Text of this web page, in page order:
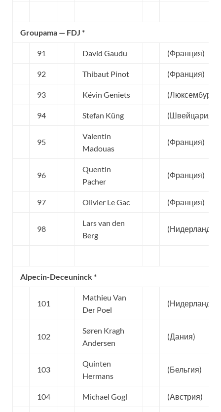
Groupama — FDJ *
91 David Gaudu (Франция)
92 Thibaut Pinot (Франция)
93 Kévin Geniets (Люксембург)
94 Stefan Küng (Швейцария)
95
Valentin
Madouas
(Франция)
96
Quentin
Pacher
(Франция)
97 Olivier Le Gac (Франция)
98
Lars van den
Berg
(Нидерланды)
Alpecin-Deceuninck *
101
Mathieu Van
Der Poel
(Нидерланды)
102
Søren Kragh
Andersen
(Дания)
103
Quinten
Hermans
(Бельгия)
104 Michael Gogl (Австрия)